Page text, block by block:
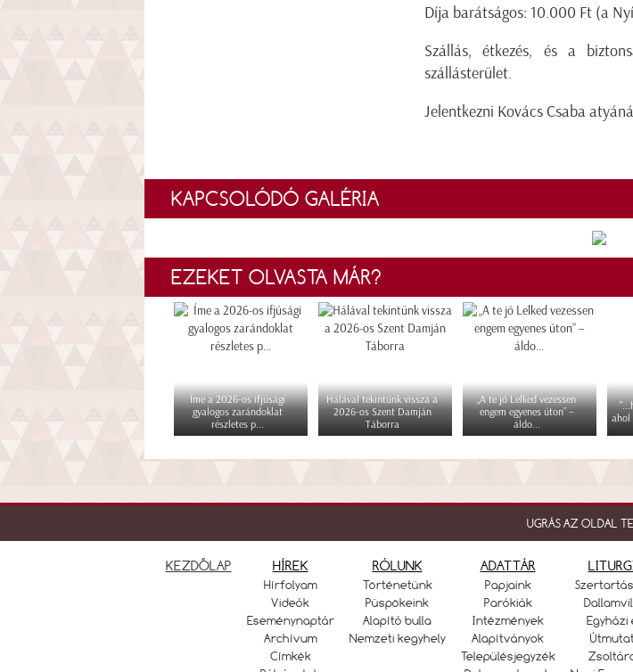
Díja barátságos: 10.000 Ft (a
Szállás, étkezés, és a
szállásterület.
Jelentkezni Kovács Csaba
KAPCSOLÓDÓ GALÉRIA
EZEKET OLVASTA MÁR?
Íme a 2026-os ifjúsági
gyalogos zarándoklat
részletes p...
Hálával tekintünk vissza a
2026-os Szent Damján
Táborra
„A te jó Lelked vezessen
engem egyenes úton” –
áldo...
ahol
UGRÁS AZ OLDAL
KEZDŐLAP HÍREK
Hírfolyam
Videók
Eseménynaptár
Archívum
Címkék
RÓLUNK
Történetünk
Püspökeink
Alapító bulla
Nemzeti kegyhely
ADATTÁR
Papjaink
Parókiák
Intézmények
Alapítványok
Településjegyzék
Egyházi